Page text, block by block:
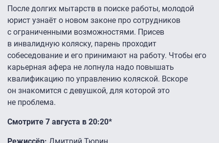
После долгих мытарств в поиске работы, молодой
юрист узнаёт о новом законе про сотрудников
с ограниченными возможностями. Присев
в инвалидную коляску, парень проходит
собеседование и его принимают на работу. Чтобы его
карьерная афера не лопнула надо повышать
квалификацию по управлению коляской. Вскоре
он знакомится с девушкой, для которой это
не проблема.
Смотрите 7 августа в 20:20*